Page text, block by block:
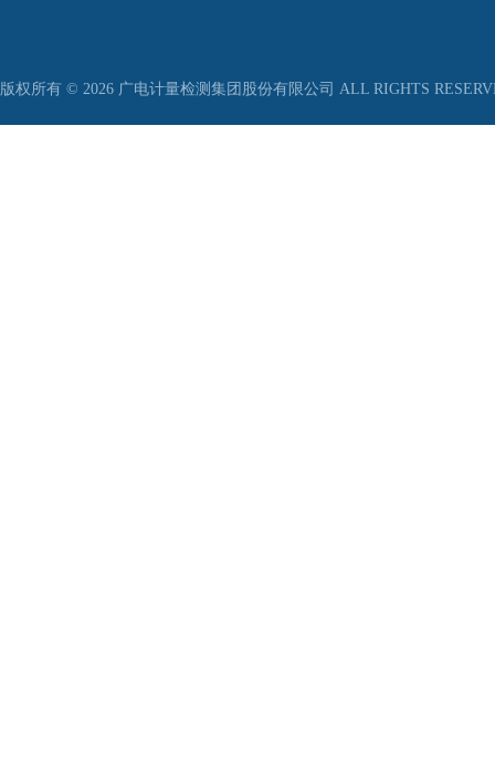
版权所有 © 2026 广电计量检测集团股份有限公司 ALL RIGHTS